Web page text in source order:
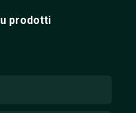
prodotti